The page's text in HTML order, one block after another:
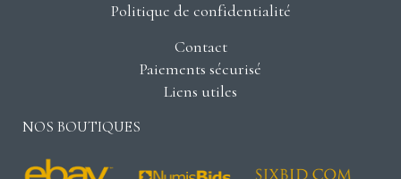
Politique de confidentialité
Contact
Paiements sécurisé
Liens utiles
NOS BOUTIQUES